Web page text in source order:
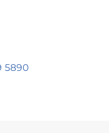
5890